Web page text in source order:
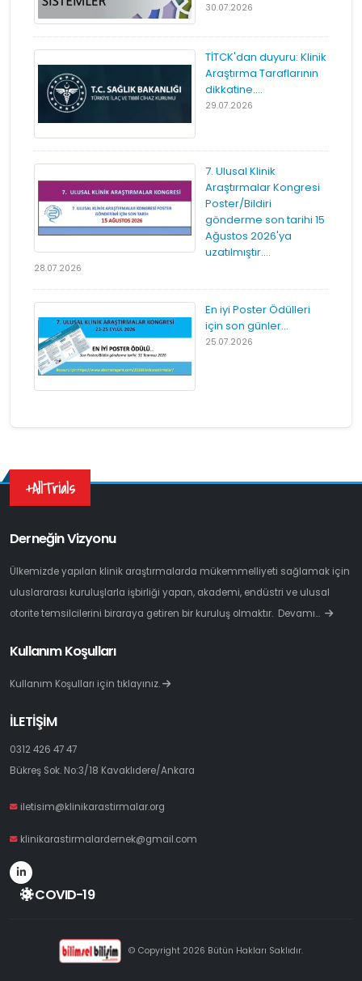
30.07.2026
TİTCK'dan duyuru: Klinik
Araştırma Taraflarının
dikkatine....
29.07.2026
7. Ulusal Klinik
Araştırmalar Kongresi
Poster/Bildiri
gönderme son tarihi 15
Ağustos 2026'ya
uzatılmıştır....
28.07.2026
En iyi Poster Ödülleri
için son günler...
25.07.2026
+AllTrials
Derneğin Vizyonu
Ülkemizde yapılan klinik araştırmalarda mükemmelliyeti sağlamak için
uluslararası kuruluşlarla işbirliği yapan, akademi, endüstri ve ulusal
otorite temsilcilerini biraraya getiren bir kuruluş olmaktır. Devamı…
Kullanım Koşulları
Kullanım Koşulları için tıklayınız.
İLETİŞİM
0312 426 47 47
Bükreş Sok. No:3/18 Kavaklıdere/Ankara
iletisim@klinikarastirmalar.org
klinikarastirmalardernek@gmail.com
COVID-19
© Copyright 2026 Bütün Hakları Saklıdır.